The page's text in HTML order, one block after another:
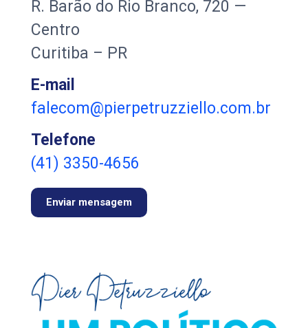
R. Barão do Rio Branco, 720 —
Centro
Curitiba – PR
E-mail
falecom@pierpetruzziello.com.br
Telefone
(41) 3350-4656
Enviar mensagem